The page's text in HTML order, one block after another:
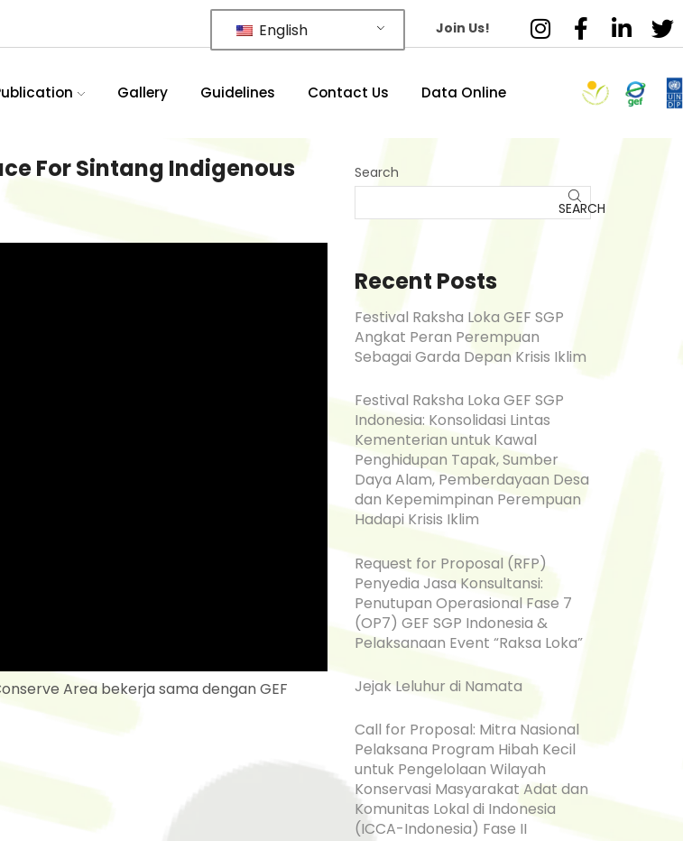
English Join Us!
Gallery Guidelines Contact Us Data Online
For Sintang Indigenous
Area bekerja sama dengan GEF
Search
SEARCH
Recent Posts
Festival Raksha Loka GEF SGP
Angkat Peran Perempuan
Sebagai Garda Depan Krisis Iklim
Festival Raksha Loka GEF SGP
Indonesia: Konsolidasi Lintas
Kementerian untuk Kawal
Penghidupan Tapak, Sumber
Daya Alam, Pemberdayaan Desa
dan Kepemimpinan Perempuan
Hadapi Krisis Iklim
Request for Proposal (RFP)
Penyedia Jasa Konsultansi:
Penutupan Operasional Fase 7
(OP7) GEF SGP Indonesia &
Pelaksanaan Event “Raksa Loka”
Jejak Leluhur di Namata
Call for Proposal: Mitra Nasional
Pelaksana Program Hibah Kecil
untuk Pengelolaan Wilayah
Konservasi Masyarakat Adat dan
Komunitas Lokal di Indonesia
(ICCA-Indonesia) Fase II